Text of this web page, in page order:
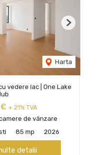
Harta
Next
vedere lac | One Lake
+ 21% TVA
de vânzare
85 mp 2026
detalii